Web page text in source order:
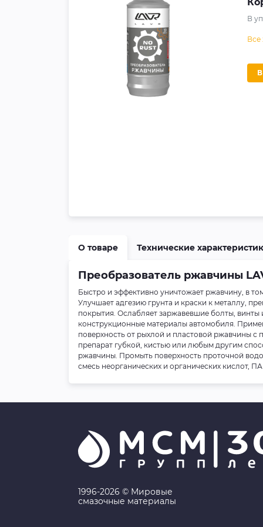
В
Все
О товаре Технические
Преобразователь ржавчины
Быстро и эффективно уничтожает ржавчину, в
Улучшает адгезию грунта и краски к металлу,
покрытия. Ослабляет заржавевшие болты,
конструкционные материалы автомобиля.
поверхность от рыхлой и пластовой ржавчины
препарат губкой, кистью или любым другим
ржавчины. Промыть поверхность проточной
смесь неорганических и органических кислот,
1996-2026 © Мировые
смазочные материалы